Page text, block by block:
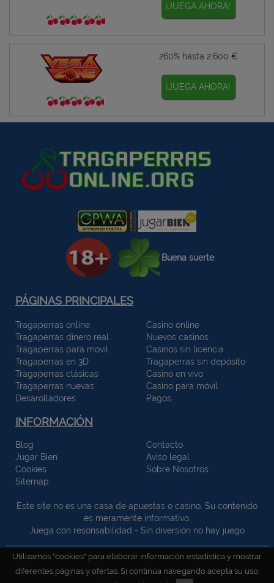
Utilizamos "cookies" para elaborar información estadística y mostrar
diferentes páginas y ofertas. Si continúa navegando acepta su uso.
¡JUEGA AHORA!
260% hasta 2.600 €
¡JUEGA AHORA!
Buena suerte
PÁGINAS PRINCIPALES
Tragaperras online
Tragaperras dinero real
Tragaperras para movil
Tragaperras en 3D
Tragaperras clásicas
Tragaperras nuevas
Desarolladores
Casino online
Nuevos casinos
Casinos sin licencia
Tragaperras sin depósito
Casino en vivo
Casino para móvil
Pagos
INFORMACIÓN
Blog
Jugar Bien
Cookies
Sitemap
Contacto
Aviso legal
Sobre Nosotros
Este site no es una casa de apuestas o casino. Su contenido
es meramente informativo.
Juega con resonsabilidad - Sin diversión no hay juego
Tragaperras-online.org - Todos los derechos reservados ©
2010-2026